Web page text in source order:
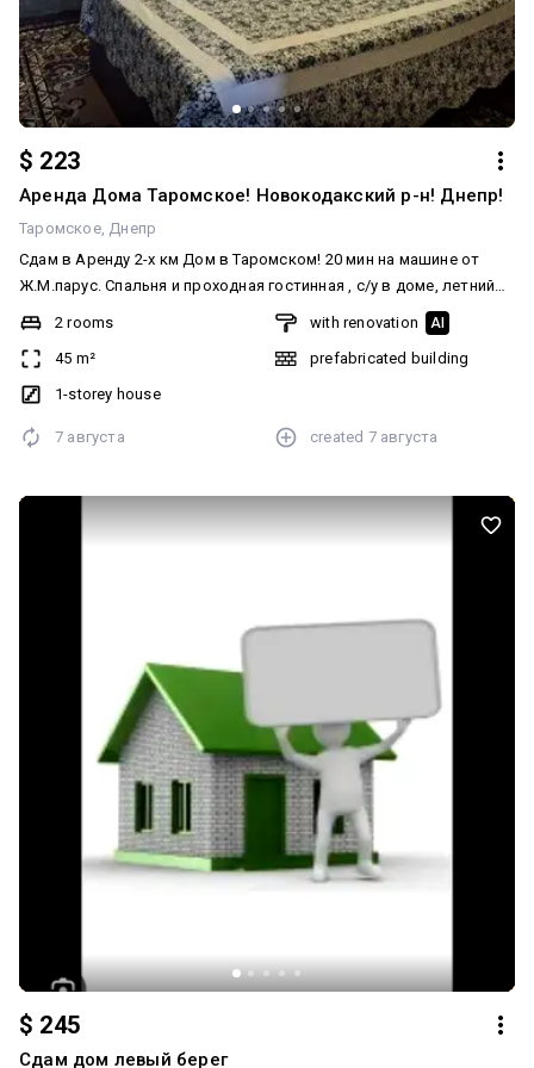
$ 223
Аренда Дома Таромское! Новокодакский р-н! Днепр!
Таромское Днепр
Сдам в Аренду 2-х км Дом в Таромском! 20 мин на машине от
Ж.М.парус. Спальня и проходная гостинная , с/у в доме, летний
душ, гараж.Участок 6 соток с урожаем.Есть место для авто
інтернет, Працює опалення. Домашні улюбленці: Так, котик 😸,
Так, маленький песик(до 10 кг) 🐕. Санвузол: Роздільний. Система
Меблювання: З меблями. Побутова техніка: Електрочайник,
Мультимедіа: Wi-Fi, Швидкісний інтернет, Телевізор. Комфорт:
2 rooms
45 m²
1-storey house
with renovation AI
prefabricated building
7 августа created 7 августа
$ 245
Сдам дом левый берег